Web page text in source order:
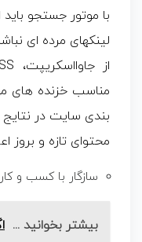
با موتور جستجو
لینکهای مرده ای نباشه تا خطای
مناسب خزنده های
بندی سایت در
محتوای تازه و بروز
سازگار با کسب و کار
بیشتر بخوانید ...